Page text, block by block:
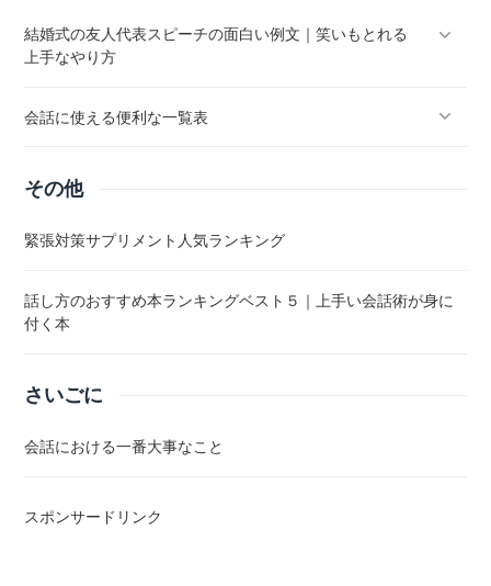
結婚式の友人代表スピーチの面白い例文｜笑いもとれる
上手なやり方
会話に使える便利な一覧表
その他
緊張対策サプリメント人気ランキング
話し方のおすすめ本ランキングベスト５｜上手い会話術が身に
付く本
さいごに
会話における一番大事なこと
スポンサードリンク